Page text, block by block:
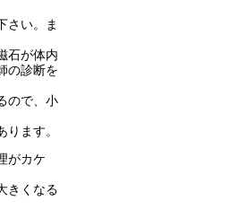
さい。ま
石が体内
の診断を
ので、小
ます。
がカケ
きくなる